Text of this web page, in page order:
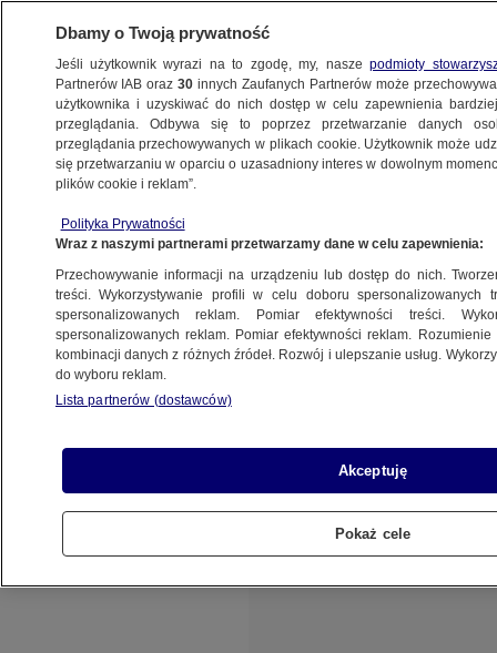
METEO
NAUKA
może ostatnie godziny jego "życia"
27.02.2024, 21:59
Udostępnij
Pokazano kolejne zdjęcia z historycznego
naturalnego satelity Ziemi z bliskiej odległosci.
Pozostały już prawdopodobnie tylko godziny,
zanim sonda Odyseusz przestanie działać.
Dbamy o Twoją prywatność
Jeśli użytkownik wyrazi na to zgodę, my, naszepodmioty
Partnerów IAB oraz30 innych Zaufanych Partnerów może
użytkownika i uzyskiwać do nich dostęp w celu zapewnienia
przeglądania. Odbywa się to poprzez przetwarzanie danych
przeglądania przechowywanych w plikach cookie. Użytkownik może
się przetwarzaniu w oparciu o uzasadniony interes w dowolnym
plików cookie i reklam”.
Polityka Prywatności
Wraz z naszymi partnerami przetwarzamy dane w celu zapewnienia:
Przechowywanie informacji na urządzeniu lub dostęp do nich.
treści. Wykorzystywanie profili w celu doboru spersonalizowanych
spersonalizowanych reklam. Pomiar efektywności treści.
spersonalizowanych reklam. Pomiar efektywności reklam.
kombinacji danych z różnych źródeł. Rozwój i ulepszanie usług.
do wyboru reklam.
Lista partnerów (dostawców)
Akceptuję
Pokaż cele